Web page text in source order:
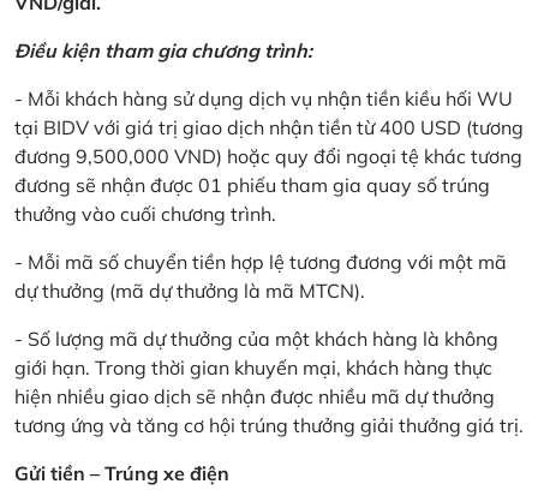
Điều kiện tham gia chương trình:
- Mỗi khách hàng sử dụng dịch vụ nhận tiền kiều hối WU
tại BIDV với giá trị giao dịch nhận tiền từ 400 USD (tương
đương 9,500,000 VND) hoặc quy đổi ngoại tệ khác tương
đương sẽ nhận được 01 phiếu tham gia quay số trúng
thưởng vào cuối chương trình.
- Mỗi mã số chuyển tiền hợp lệ tương đương với một mã
dự thưởng (mã dự thưởng là mã MTCN).
- Số lượng mã dự thưởng của một khách hàng là không
giới hạn. Trong thời gian khuyến mại, khách hàng thực
hiện nhiều giao dịch sẽ nhận được nhiều mã dự thưởng
tương ứng và tăng cơ hội trúng thưởng giải thưởng giá trị.
Gửi tiền – Trúng xe điện